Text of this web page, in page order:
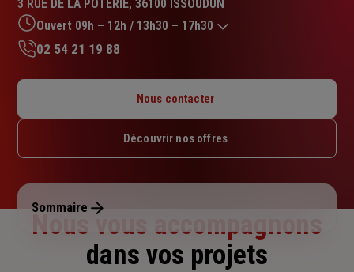
4.9
sur
5
étoiles
3 RUE DE LA POTERIE, 36100 ISSOUDUN
Ouvert 09h – 12h / 13h30 – 17h30
Mardi : 09h – 12h / 13h30 – 17h30
Jeudi : 09h – 12h / 13h30 – 17h30
Dimanche : Fermé
02 54 21 19 88
Nous contacter
Découvrir nos offres
Sommaire
Nous vous accompagnons
dans vos projets